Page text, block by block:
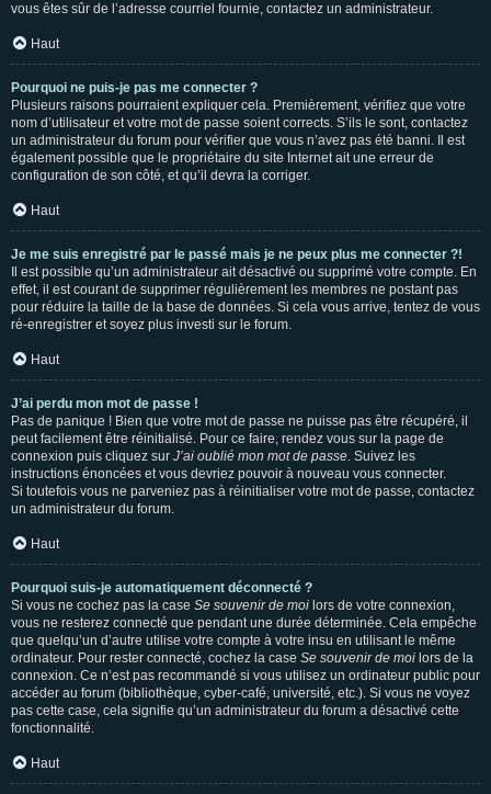
vous êtes sûr de l’adresse courriel fournie, contactez un administrateur.
Haut
Pourquoi ne puis-je pas me connecter ?
Plusieurs raisons pourraient expliquer cela. Premièrement, vérifiez que votre
nom d’utilisateur et votre mot de passe soient corrects. S’ils le sont, contactez
un administrateur du forum pour vérifier que vous n’avez pas été banni. Il est
également possible que le propriétaire du site Internet ait une erreur de
configuration de son côté, et qu’il devra la corriger.
Haut
Je me suis enregistré par le passé mais je ne peux plus me connecter ?!
Il est possible qu’un administrateur ait désactivé ou supprimé votre compte. En
effet, il est courant de supprimer régulièrement les membres ne postant pas
pour réduire la taille de la base de données. Si cela vous arrive, tentez de vous
ré-enregistrer et soyez plus investi sur le forum.
Haut
J’ai perdu mon mot de passe !
Pas de panique ! Bien que votre mot de passe ne puisse pas être récupéré, il
peut facilement être réinitialisé. Pour ce faire, rendez vous sur la page de
connexion puis cliquez sur J’ai oublié mon mot de passe. Suivez les
instructions énoncées et vous devriez pouvoir à nouveau vous connecter.
Si toutefois vous ne parveniez pas à réinitialiser votre mot de passe, contactez
un administrateur du forum.
Haut
Pourquoi suis-je automatiquement déconnecté ?
Si vous ne cochez pas la case Se souvenir de moi lors de votre connexion,
vous ne resterez connecté que pendant une durée déterminée. Cela empêche
que quelqu’un d’autre utilise votre compte à votre insu en utilisant le même
ordinateur. Pour rester connecté, cochez la case Se souvenir de moi lors de la
connexion. Ce n’est pas recommandé si vous utilisez un ordinateur public pour
accéder au forum (bibliothèque, cyber-café, université, etc.). Si vous ne voyez
pas cette case, cela signifie qu’un administrateur du forum a désactivé cette
fonctionnalité.
Haut